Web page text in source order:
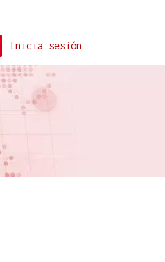
Inicia sesión